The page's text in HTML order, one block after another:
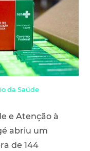
da Saúde
e Atenção à
abriu um
de 144